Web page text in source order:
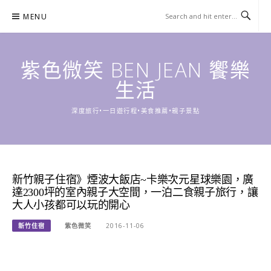
content
MENU
紫色微笑 BEN JEAN 饗樂
生活
深度旅行•一日遊行程•美食推薦•親子景點
新竹親子住宿》煙波大飯店~卡樂次元星球樂園，廣
達2300坪的室內親子大空間，一泊二食親子旅行，讓
大人小孩都可以玩的開心
新竹住宿 紫色微笑 2016-11-06